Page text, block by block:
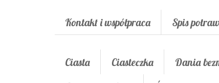
Kontakt i współpraca Spis potraw
Ciasta Ciasteczka Dania